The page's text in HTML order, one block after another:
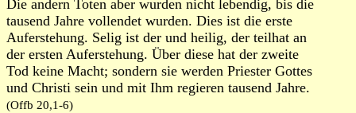
Die andern Toten aber wurden nicht lebendig, bis die
tausend Jahre vollendet wurden. Dies ist die erste
Auferstehung. Selig ist der und heilig, der teilhat an
der ersten Auferstehung. Über diese hat der zweite
Tod keine Macht; sondern sie werden Priester Gottes
und Christi sein und mit Ihm regieren tausend Jahre.
(Offb 20,1-6)